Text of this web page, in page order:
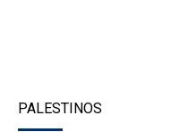
PALESTINOS